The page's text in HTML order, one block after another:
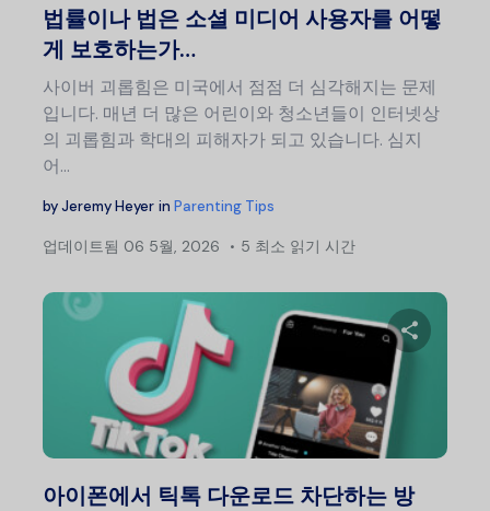
법률이나 법은 소셜 미디어 사용자를 어떻
게 보호하는가…
사이버 괴롭힘은 미국에서 점점 더 심각해지는 문제
입니다. 매년 더 많은 어린이와 청소년들이 인터넷상
의 괴롭힘과 학대의 피해자가 되고 있습니다. 심지
어…
byJeremy Heyer in Parenting Tips
업데이트됨 06 5월, 2026 5 최소 읽기 시간
아이폰에서 틱톡 다운로드 차단하는 방